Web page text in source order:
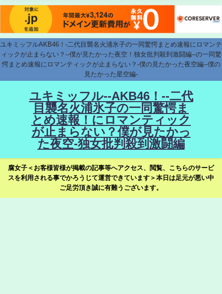
ユキミッフルAKB46！-二代目襲名火浦氷子の一同驚愕まとめ速報にロマンテ
ィックが止まらない？--僕が見たかった夜空！独女批判殺到激闘編--の一同驚
愕まとめ速報にロマンティックが止まらない？-僕の見たかった夜空編--僕の
見たかった星空編-
ユキミッフル--AKB46！--二代
目襲名火浦氷子の一同驚愕ま
とめ速報！にロマンティック
が止まらない？僕が見たかっ
た夜空-独女批判殺到激闘編
腐女子＜お客様皆様が掲載の記事等へアクセス、閲覧、こちらのサービ
スを利用される事でかろうじて運営できています＞本日は足元が悪い中
ご足労頂き誠に有難うございます。